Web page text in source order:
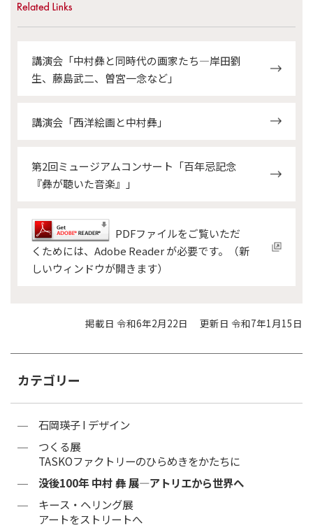
講演会「中村彝と同時代の画家たち―岸田劉
生、藤島武二、曽宮一念など」
講演会「西洋絵画と中村彝」
第2回ミュージアムコンサート「百年忌記念
『彝が聴いた音楽』」
PDFファイルをご覧いただ
くためには、Adobe Reader が必要です。（新
しいウィンドウが開きます）
掲載日 令和6年2月22日 更新日 令和7年1月15日
カテゴリー
石岡瑛子 I デザイン
つくる展
TASKOファクトリーのひらめきをかたちに
没後100年 中村 彝 展―アトリエから世界へ
キース・ヘリング展
アートをストリートへ